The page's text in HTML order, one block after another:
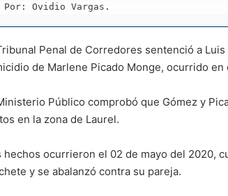
Por: Ovidio Vargas.
Penal de Corredores sentenció a
de Marlene Picado Monge, ocurrido en
Público comprobó que Gómez y
en la zona de Laurel.
hechos ocurrieron el 02 de mayo del 2020,
y se abalanzó contra su pareja.